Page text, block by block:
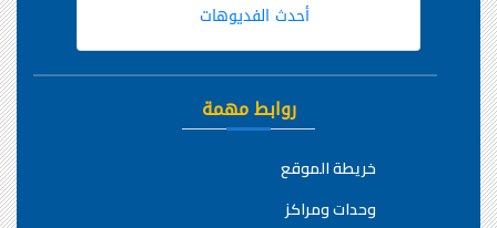
أحدث الفديوهات
روابط مهمة
خريطة الموقع
وحدات ومراكز